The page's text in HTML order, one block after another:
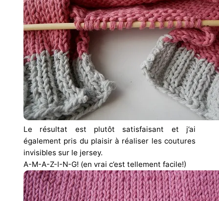
Le résultat est plutôt satisfaisant et j’ai
également pris du plaisir à réaliser les coutures
invisibles sur le jersey.
A-M-A-Z-I-N-G! (en vrai c’est tellement facile!)